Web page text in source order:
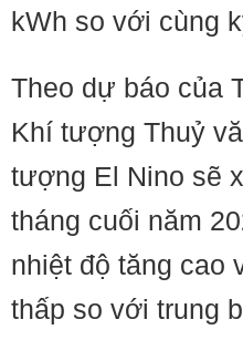
kWh so với cùng
Theo dự báo của
Khí tượng Thuỷ
tượng El Nino sẽ
tháng cuối năm
nhiệt độ tăng cao
thấp so với trung